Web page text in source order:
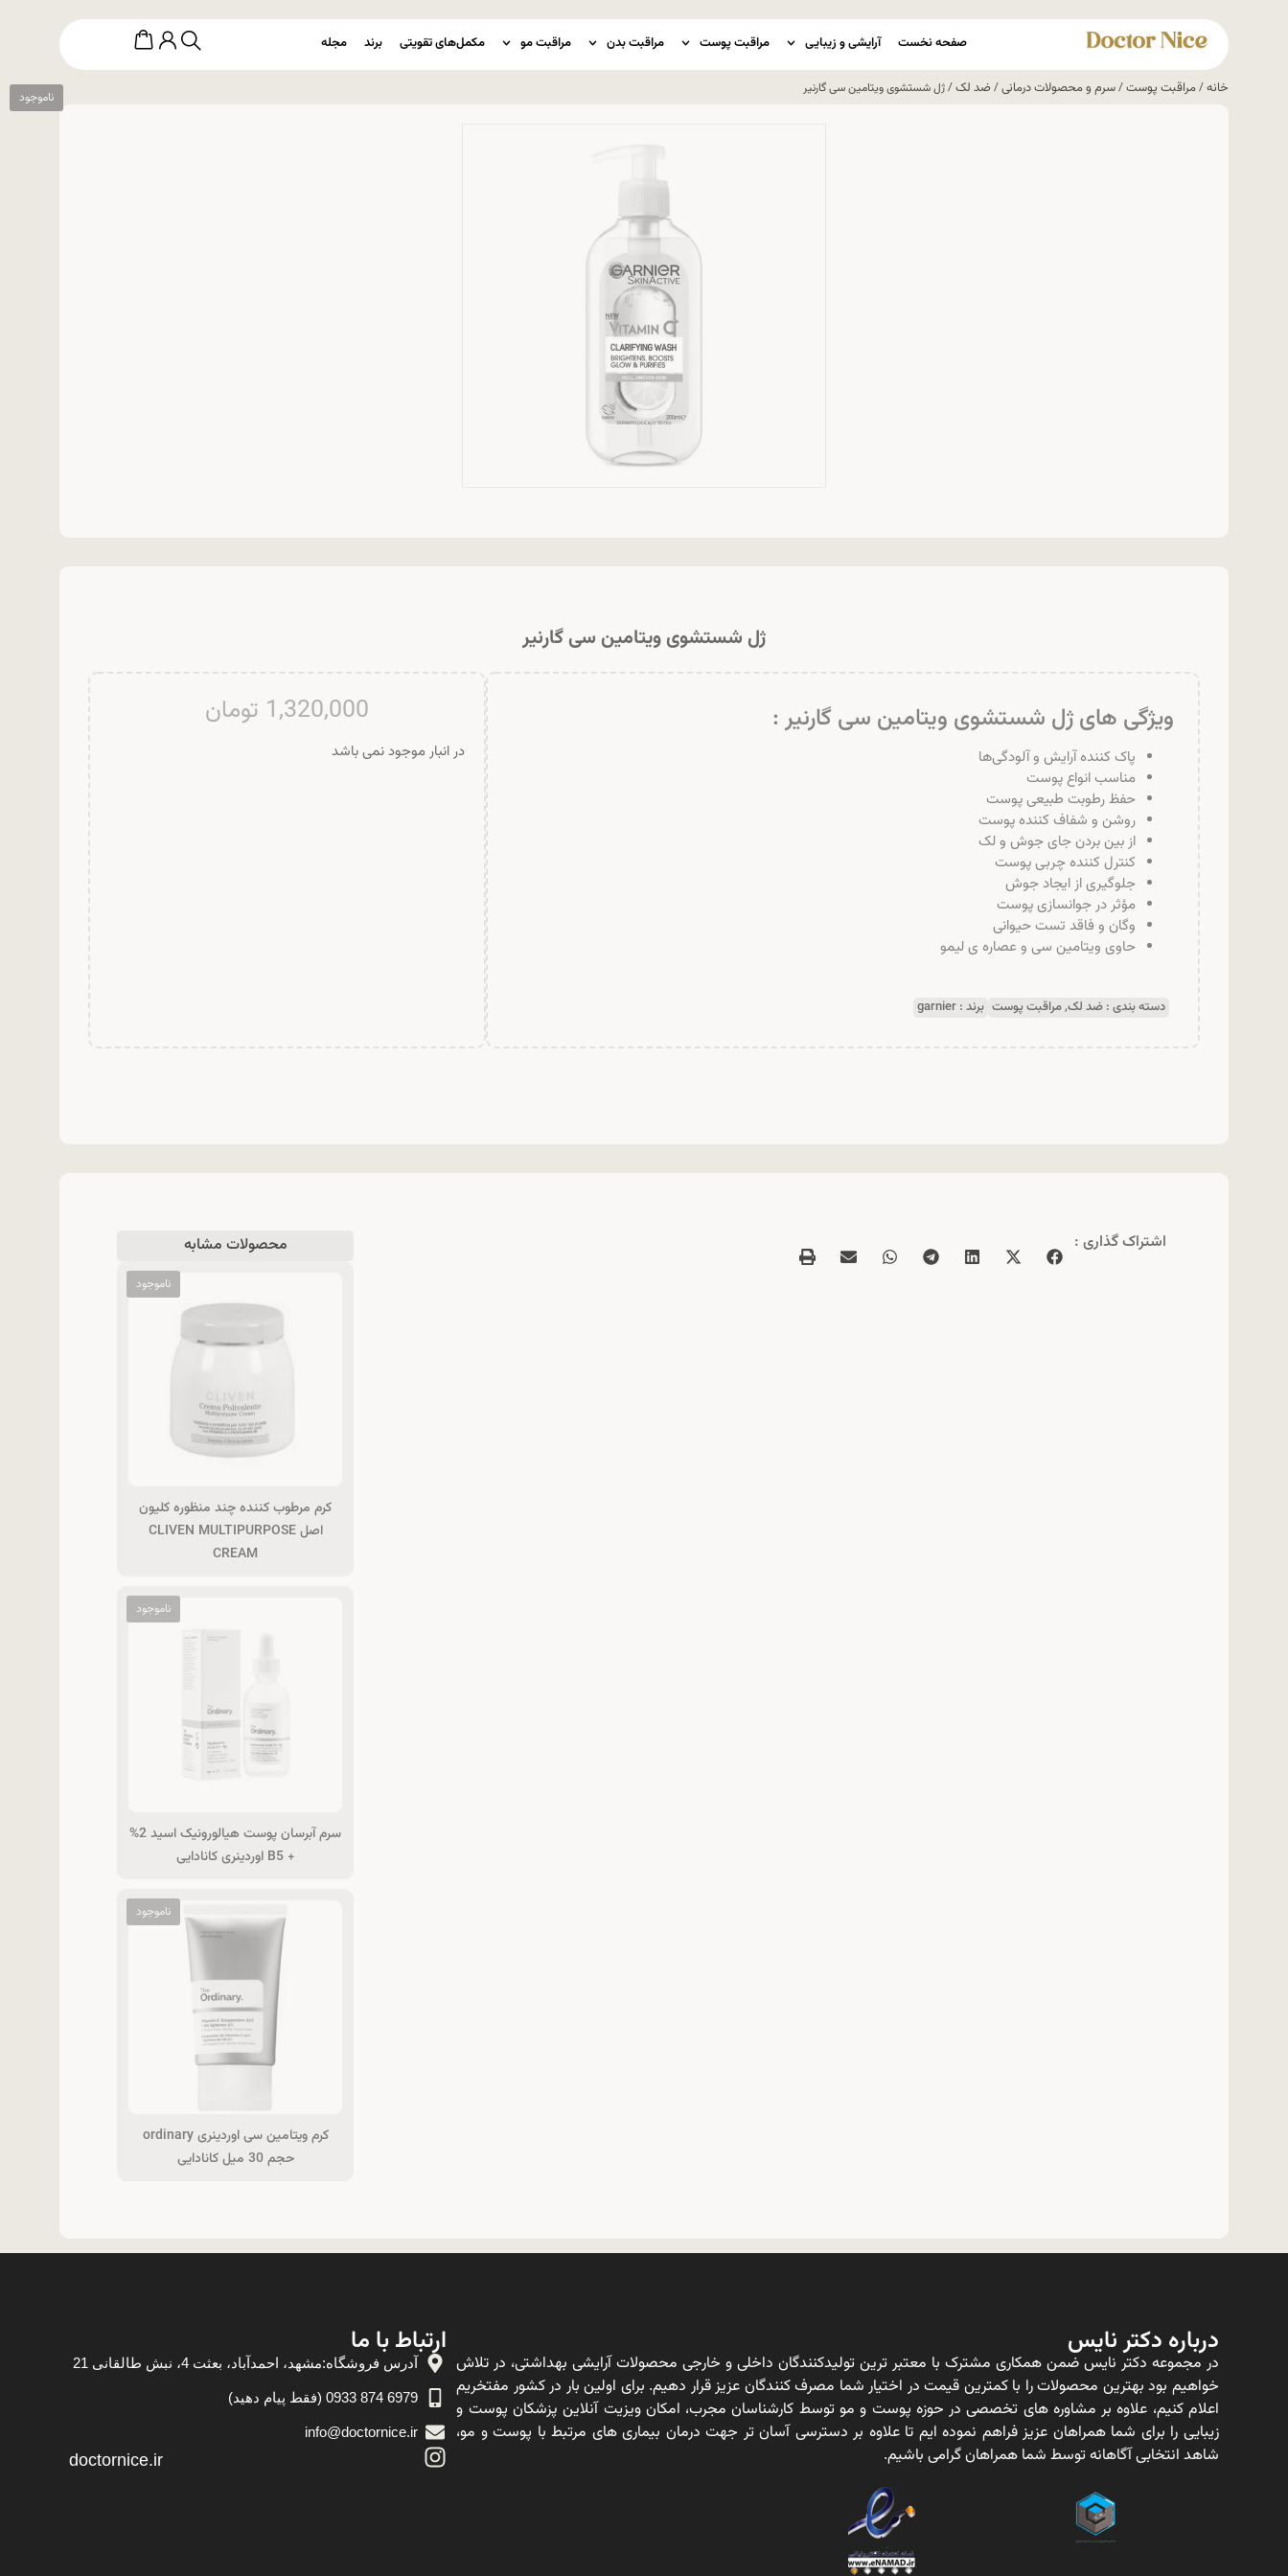
صفحه نخست آرایشی و زیبایی مراقبت پوست مراقبت بدن مراقبت مو مکمل‌های تقویتی برند مجله
خانه/مراقبت پوست/سرم و محصولات درمانی/ضد لک/ ژل شستشوی ویتامین سی گارنیر
ژل شستشوی ویتامین سی گارنیر
ویژگی های ژل شستشوی ویتامین سی گارنیر :
پاک کننده آرایش و آلودگی‌ها
مناسب انواع پوست
حفظ رطوبت طبیعی پوست
روشن و شفاف کننده پوست
از بین بردن جای جوش و لک
کنترل کننده چربی پوست
جلوگیری از ایجاد جوش
مؤثر در جوانسازی پوست
وگان و فاقد تست حیوانی
حاوی ویتامین سی و عصاره ی لیمو
دسته بندی : ضد لک,مراقبت پوست برند : garnier
1,320,000 تومان
در انبار موجود نمی باشد
اشتراک گذاری : محصولات مشابه
کرم مرطوب کننده چند منظوره کلیون
اصل CLIVEN MULTIPURPOSE
CREAM
سرم آبرسان پوست هیالورونیک اسید 2%
+ B5 اوردینری کانادایی
کرم ویتامین سی اوردینری ordinary
حجم 30 میل کانادایی
درباره دکتر نایس
در مجموعه دکتر نایس ضمن همکاری مشترک با معتبر ترین تولیدکنندگان داخلی و خارجی محصولات آرایشی بهداشتی، در تلاش
خواهیم بود بهترین محصولات را با کمترین قیمت در اختیار شما مصرف کنندگان عزیز قرار دهیم. برای اولین بار در کشور مفتخریم
اعلام کنیم، علاوه بر مشاوره های تخصصی در حوزه پوست و مو توسط کارشناسان مجرب، امکان ویزیت آنلاین پزشکان پوست و
زیبایی را برای شما همراهان عزیز فراهم نموده ایم تا علاوه بر دسترسی آسان تر جهت درمان بیماری های مرتبط با پوست و مو،
شاهد انتخابی آگاهانه توسط شما همراهان گرامی باشیم.
ارتباط با ما
آدرس فروشگاه:مشهد، احمدآباد، بعثت 4، نبش طالقانی 21
6979 874 0933 (فقط پیام دهید)
info@doctornice.ir
doctornice.ir